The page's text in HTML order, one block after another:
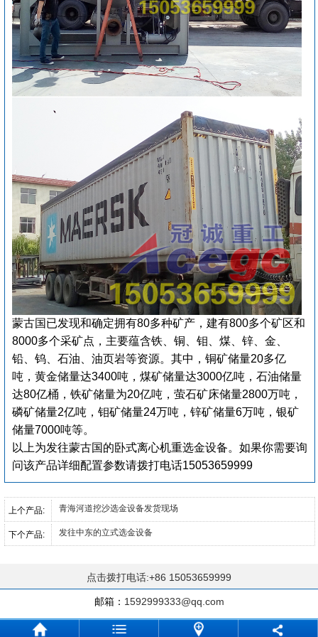
蒙古国已发现和确定拥有80多种矿产，建有800多个矿区和
8000多个采矿点，主要蕴含铁、铜、钼、煤、锌、金、
铅、钨、石油、油页岩等资源。其中，铜矿储量20多亿
吨，黄金储量达3400吨，煤矿储量达3000亿吨，石油储量
达80亿桶，铁矿储量为20亿吨，萤石矿床储量2800万吨，
磷矿储量2亿吨，钼矿储量24万吨，锌矿储量6万吨，银矿
储量7000吨等。
以上为发往蒙古国的卧式离心机重选金设备。如果你需要询
问该产品详细配置参数请拨打电话15053659999
上个产品: 青海河道挖沙选金设备发货现场
下个产品: 发往中东的立式选金设备
点击拨打电话:+86 15053659999
邮箱： 1592999333@qq.com